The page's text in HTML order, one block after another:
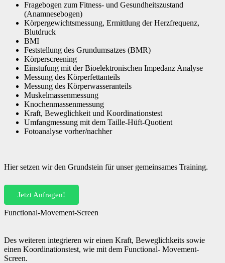
Fragebogen zum Fitness- und Gesundheitszustand
(Anamnesebogen)
Körpergewichtsmessung, Ermittlung der Herzfrequenz,
Blutdruck
BMI
Feststellung des Grundumsatzes (BMR)
Körperscreening
Einstufung mit der Bioelektronischen Impedanz Analyse
Messung des Körperfettanteils
Messung des Körperwasseranteils
Muskelmassenmessung
Knochenmassenmessung
Kraft, Beweglichkeit und Koordinationstest
Umfangmessung mit dem Taille-Hüft-Quotient
Fotoanalyse vorher/nachher
Hier setzen wir den Grundstein für unser gemeinsames Training.
Jetzt Anfragen!
Functional-Movement-Screen
Des weiteren integrieren wir einen Kraft, Beweglichkeits sowie
einen Koordinationstest, wie mit dem Functional- Movement-
Screen.